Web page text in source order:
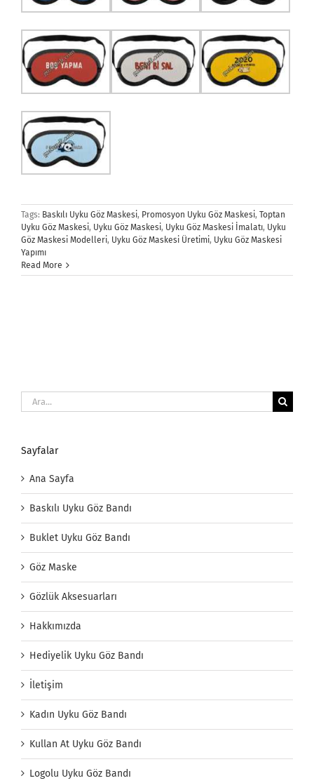
Tags: Baskılı Uyku Göz Maskesi, Promosyon Uyku Göz Maskesi, Toptan
Uyku Göz Maskesi, Uyku Göz Maskesi, Uyku Göz Maskesi İmalatı, Uyku
Göz Maskesi Modelleri, Uyku Göz Maskesi Üretimi, Uyku Göz Maskesi
Yapımı
Read More
Ara:
Sayfalar
Ana Sayfa
Baskılı Uyku Göz Bandı
Buklet Uyku Göz Bandı
Göz Maske
Gözlük Aksesuarları
Hakkımızda
Hediyelik Uyku Göz Bandı
İletişim
Kadın Uyku Göz Bandı
Kullan At Uyku Göz Bandı
Logolu Uyku Göz Bandı